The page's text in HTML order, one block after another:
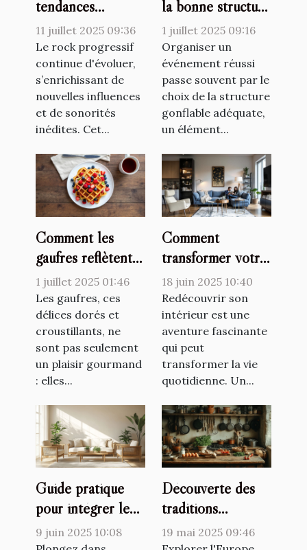
tendances
émergentes dans
le rock progressif
11 juillet 2025 09:36
Le rock progressif
continue d'évoluer,
s’enrichissant de
nouvelles influences
et de sonorités
inédites. Cet...
la bonne structure
gonflable pour
votre événement ?
1 juillet 2025 09:16
Organiser un
événement réussi
passe souvent par le
choix de la structure
gonflable adéquate,
un élément...
Comment les
gaufres reflètent-
elles les
changements
culturels ?
1 juillet 2025 01:46
Les gaufres, ces
délices dorés et
croustillants, ne
sont pas seulement
un plaisir gourmand
: elles...
Comment
transformer votre
espace avec un
décorateur
d'intérieur
18 juin 2025 10:40
Redécouvrir son
intérieur est une
aventure fascinante
qui peut
transformer la vie
quotidienne. Un...
Guide pratique
pour intégrer le
style scandinave
9 juin 2025 10:08
Découverte des
traditions
culinaires lors de
19 mai 2025 09:46